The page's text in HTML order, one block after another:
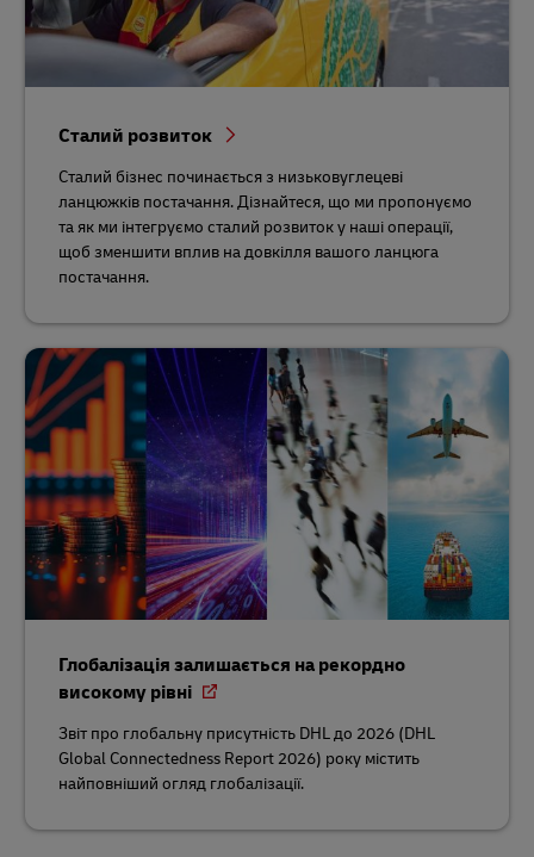
Сталий розвиток
Сталий бізнес починається з низьковуглецеві
ланцюжків постачання. Дізнайтеся, що ми пропонуємо
та як ми інтегруємо сталий розвиток у наші операції,
щоб зменшити вплив на довкілля вашого ланцюга
постачання.
Глобалізація залишається на рекордно
високому рівні
Звіт про глобальну присутність DHL до 2026 (DHL
Global Connectedness Report 2026) року містить
найповніший огляд глобалізації.